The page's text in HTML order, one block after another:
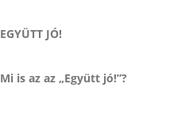
EGYÜTT JÓ!
Mi is az az „Együtt jó!”?